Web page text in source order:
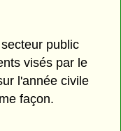
public
visés par le
l'année civile
façon.